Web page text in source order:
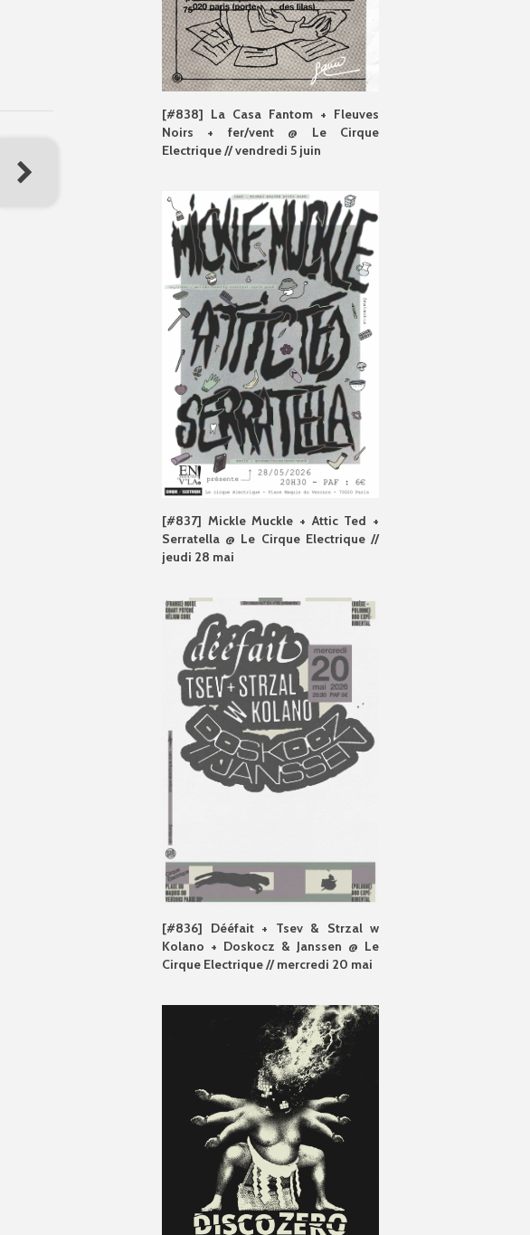
[#838] La Casa Fantom + Fleuves
Noirs + fer/vent @ Le Cirque
Electrique // vendredi 5 juin
[#837] Mickle Muckle + Attic Ted +
Serratella @ Le Cirque Electrique //
jeudi 28 mai
[#836] Dééfait + Tsev & Strzal w
Kolano + Doskocz & Janssen @ Le
Cirque Electrique // mercredi 20 mai